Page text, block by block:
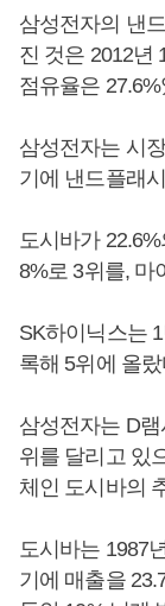
삼성전자의 낸
진 것은 2012년
점유율은
삼성전자는 시
기에 낸드플래
도시바가
8%로 3위를, 마
SK하이닉스는
록해 5위에 올
삼성전자는 D
위를 달리고 있
체인 도시바의
도시바는 1987
기에 매출을